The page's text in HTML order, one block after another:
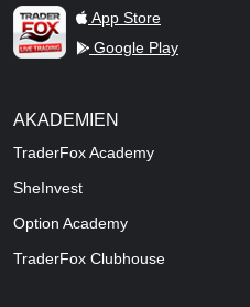
TraderFox Live Trading
App Store
Google Play
AKADEMIEN
TraderFox Academy
SheInvest
Option Academy
TraderFox Clubhouse